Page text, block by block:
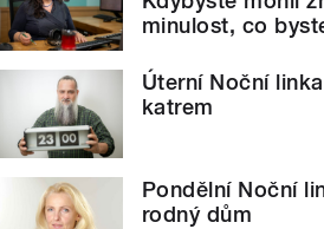
minulost, co
Úterní Noční
katrem
Pondělní Noční
rodný dům